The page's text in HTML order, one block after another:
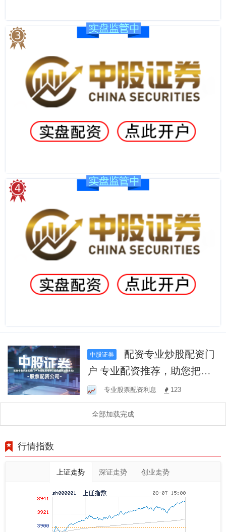
中股证券
户 专业配资推荐，助您把握
投资良机！
专业股票配资利息 123
全部加载完成
行情指数
上证走势 深证走势 创业走势